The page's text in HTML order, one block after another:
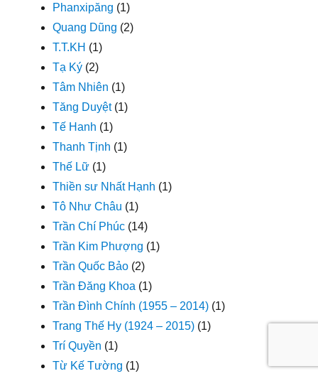
Phanxipăng (1)
Quang Dũng (2)
T.T.KH (1)
Tạ Ký (2)
Tâm Nhiên (1)
Tăng Duyệt(1)
Tế Hanh (1)
Thanh Tịnh (1)
Thế Lữ (1)
Thiền sư Nhất Hạnh (1)
Tô Như Châu (1)
Trần Chí Phúc (14)
Trần Kim Phượng (1)
Trần Quốc Bảo (2)
Trần Đăng Khoa (1)
Trần Đình Chính (1955 – 2014) (1)
Trang Thế Hy (1924 – 2015) (1)
Trí Quyền (1)
Từ Kế Tường (1)